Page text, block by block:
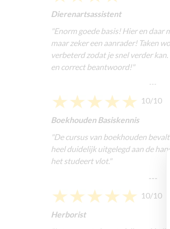
Dierenartsassistent
"Enorm goede basis! Hier en daar
maar zeker een aanrader! Taken
verbeterd zodat je snel verder
en correct beantwoord!"
---
10/10
Boekhouden Basiskennis
"De cursus van boekhouden
heel duidelijk uitgelegd aan de
het studeert vlot."
---
10/10
Herborist